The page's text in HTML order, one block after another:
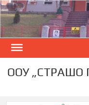
Skip
to
content
ООУ „СТРАШО